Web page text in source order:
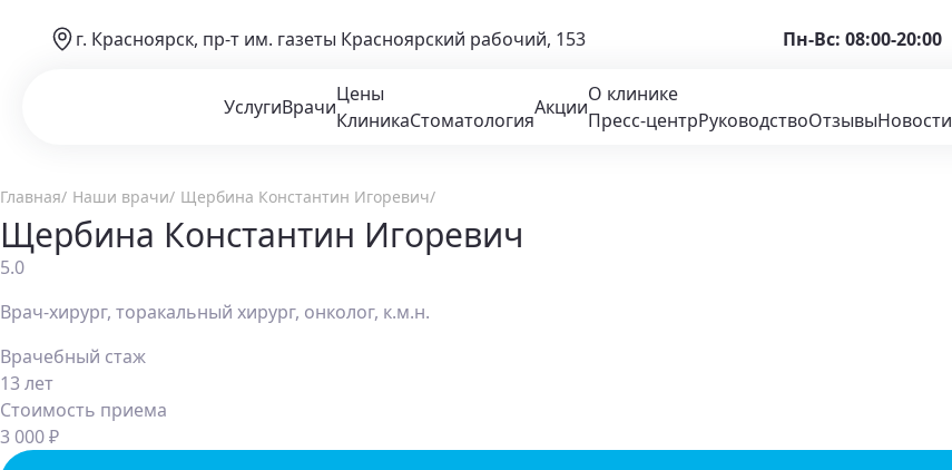
г. Красноярск, пр-т им. газеты Красноярский рабочий, 153 Пн-Вс: 08:00-20:00
УслугиВрачи
Цены
КлиникаСтоматология
Акции
О клинике
Пресс-центрРуководствоОтзывыНовости
Главная Наши врачи Щербина Константин Игоревич
Щербина Константин Игоревич
5.0
Врач-хирург, торакальный хирург, онколог, к.м.н.
Врачебный стаж
13 лет
Стоимость приема
3 000 ₽